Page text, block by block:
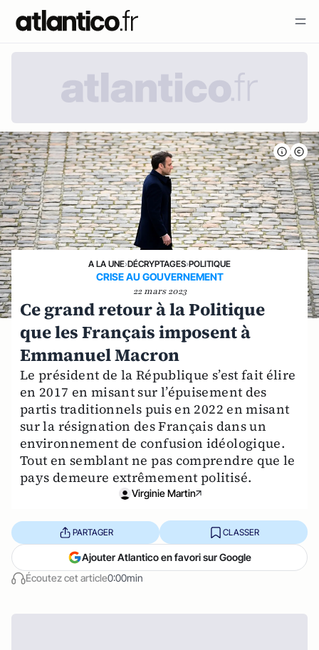
A LA UNE›DÉCRYPTAGES›POLITIQUE
CRISE AU GOUVERNEMENT
22 mars 2023
Ce grand retour à la Politique
que les Français imposent à
Emmanuel Macron
Le président de la République s’est fait élire
en 2017 en misant sur l’épuisement des
partis traditionnels puis en 2022 en misant
sur la résignation des Français dans un
environnement de confusion idéologique.
Tout en semblant ne pas comprendre que le
pays demeure extrêmement politisé.
Virginie Martin
Écoutez cet article0:00min
PARTAGER CLASSER
Ajouter Atlantico en favori sur Google